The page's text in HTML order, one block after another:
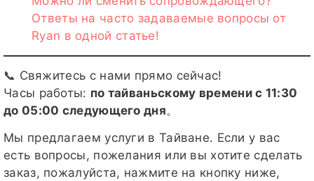
Ответы на часто задаваемые вопросы от
Ryan в одной статье!
📞 Свяжитесь с нами прямо сейчас!
Часы работы: по тайваньскому времени с 11:30
до 05:00 следующего дня。
Мы предлагаем услуги в Тайване. Если у вас
есть вопросы, пожелания или вы хотите сделать
заказ, пожалуйста, нажмите на кнопку ниже,